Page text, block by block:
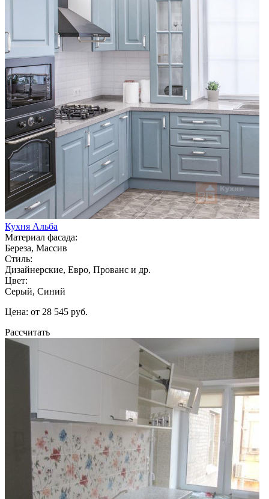
Кухня Альба
Материал фасада:
Береза, Массив
Стиль:
Дизайнерские, Евро, Прованс и др.
Цвет:
Серый, Синий
Цена: от 28 545 руб.
Рассчитать